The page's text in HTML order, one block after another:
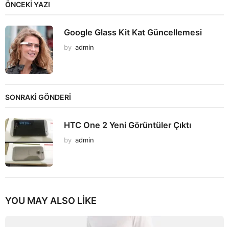
ÖNCEKI YAZI
Google Glass Kit Kat Güncellemesi
by admin
SONRAKİ GÖNDERİ
HTC One 2 Yeni Görüntüler Çıktı
by admin
YOU MAY ALSO LIKE